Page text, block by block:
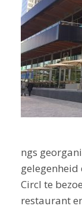
ngs
gelegenheid
Circl te
restaurant